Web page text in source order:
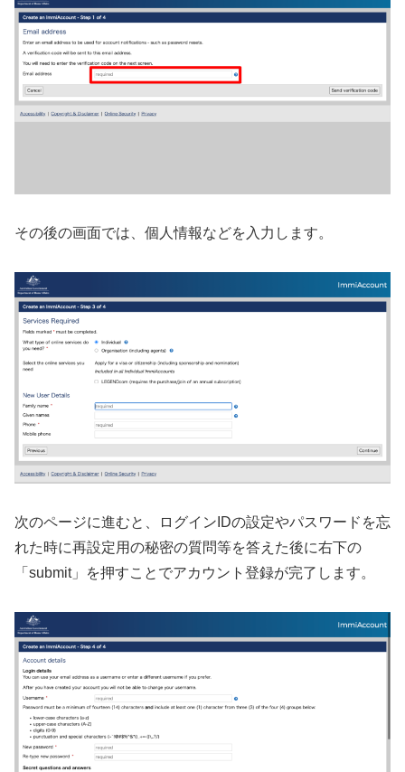
その後の画面では、個人情報などを入力します。
次のページに進むと、ログインIDの設定やパスワードを忘
れた時に再設定用の秘密の質問等を答えた後に右下の
「submit」を押すことでアカウント登録が完了します。